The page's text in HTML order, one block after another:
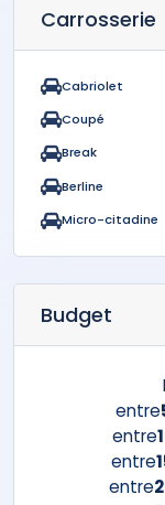
Carrosserie
Cabriolet
Coupé
Break
Berline
Micro-citadine
Budget
entre
entre
entre
entre